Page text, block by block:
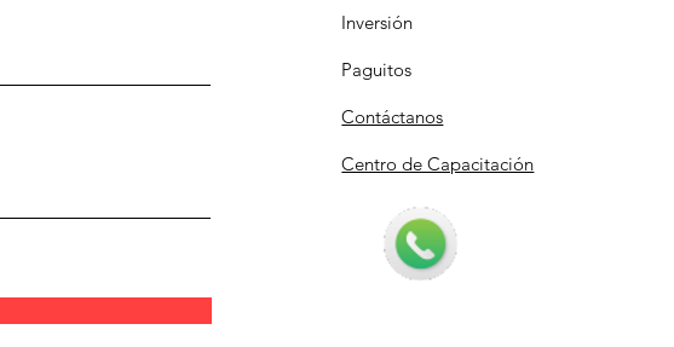
Inversión
Paguitos
Contáctanos
Centro de Capacitación